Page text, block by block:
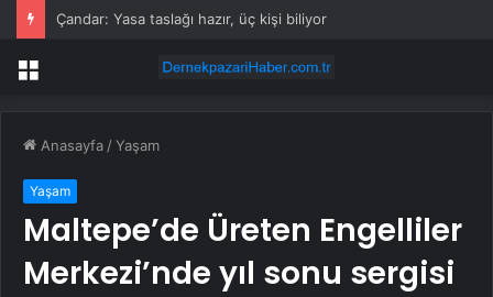
Çandar: Yasa taslağı hazır, üç kişi biliyor
Menü
Anasayfa /Yaşam
Yaşam
Maltepe’de Üreten Engelliler
Merkezi’nde yıl sonu sergisi